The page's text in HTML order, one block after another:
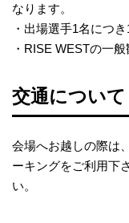
なります。
・出場選手1名につ
・RISE WESTの一
交通について
会場へお越しの際は
ーキングをご利用下
い。​